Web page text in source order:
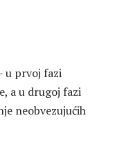
u prvoj fazi
a u drugoj fazi
neobvezujućih